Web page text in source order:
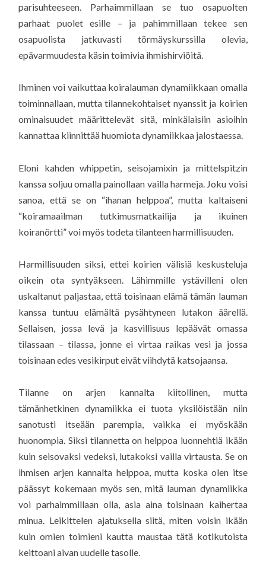
parisuhteeseen. Parhaimmillaan se tuo osapuolten
parhaat puolet esille – ja pahimmillaan tekee sen
osapuolista jatkuvasti törmäyskurssilla olevia,
epävarmuudesta käsin toimivia ihmishirviöitä.
Ihminen voi vaikuttaa koiralauman dynamiikkaan omalla
toiminnallaan, mutta tilannekohtaiset nyanssit ja koirien
ominaisuudet määrittelevät sitä, minkälaisiin asioihin
kannattaa kiinnittää huomiota dynamiikkaa jalostaessa.
Eloni kahden whippetin, seisojamixin ja mittelspitzin
kanssa soljuu omalla painollaan vailla harmeja. Joku voisi
sanoa, että se on “ihanan helppoa”, mutta kaltaiseni
“koiramaailman tutkimusmatkailija ja ikuinen
koiranörtti” voi myös todeta tilanteen harmillisuuden.
Harmillisuuden siksi, ettei koirien välisiä keskusteluja
oikein ota syntyäkseen. Lähimmille ystävilleni olen
uskaltanut paljastaa, että toisinaan elämä tämän lauman
kanssa tuntuu elämältä pysähtyneen lutakon äärellä.
Sellaisen, jossa levä ja kasvillisuus lepäävät omassa
tilassaan – tilassa, jonne ei virtaa raikas vesi ja jossa
toisinaan edes vesikirput eivät viihdytä katsojaansa.
Tilanne on arjen kannalta kiitollinen, mutta
tämänhetkinen dynamiikka ei tuota yksilöistään niin
sanotusti itseään parempia, vaikka ei myöskään
huonompia. Siksi tilannetta on helppoa luonnehtiä ikään
kuin seisovaksi vedeksi, lutakoksi vailla virtausta. Se on
ihmisen arjen kannalta helppoa, mutta koska olen itse
päässyt kokemaan myös sen, mitä lauman dynamiikka
voi parhaimmillaan olla, asia aina toisinaan kaihertaa
minua. Leikittelen ajatuksella siitä, miten voisin ikään
kuin omien toimieni kautta maustaa tätä kotikutoista
keittoani aivan uudelle tasolle.